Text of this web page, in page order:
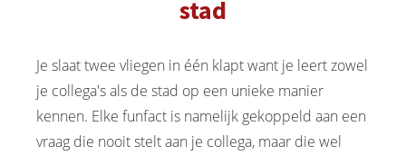
stad
Je slaat twee vliegen in één klapt want je leert zowel
je collega's als de stad op een unieke manier
kennen. Elke funfact is namelijk gekoppeld aan een
vraag die nooit stelt aan je collega, maar die wel